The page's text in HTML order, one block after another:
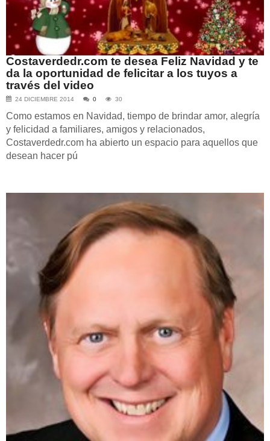
Costaverdedr.com te desea Feliz Navidad y te
da la oportunidad de felicitar a los tuyos a
través del video
24 DICIEMBRE 2014 0 30
Como estamos en Navidad, tiempo de brindar amor, alegría
y felicidad a familiares, amigos y relacionados,
Costaverdedr.com ha abierto un espacio para aquellos que
desean hacer pú